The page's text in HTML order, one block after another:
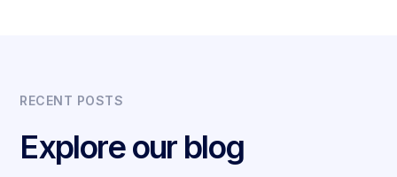
RECENT POSTS
Explore our blog